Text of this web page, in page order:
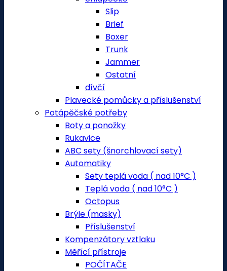
Slip
Brief
Boxer
Trunk
Jammer
Ostatní
dívčí
Plavecké pomůcky a příslušenství
Potápěčské potřeby
Boty a ponožky
Rukavice
ABC sety (šnorchlovací sety)
Automatiky
Sety teplá voda ( nad 10°C )
Teplá voda ( nad 10°C )
Octopus
Brýle (masky)
Příslušenství
Kompenzátory vztlaku
Měřící přístroje
POČÍTAČE